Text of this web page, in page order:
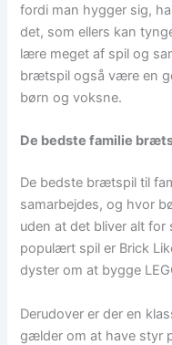
fordi man hygger sig,
det, som ellers kan
lære meget af spil og
brætspil også være en
børn og voksne.
De bedste familie
De bedste brætspil til
samarbejdes, og hvor
uden at det bliver alt
populært spil er Brick
dyster om at bygge
Derudover er der en
gælder om at have styr